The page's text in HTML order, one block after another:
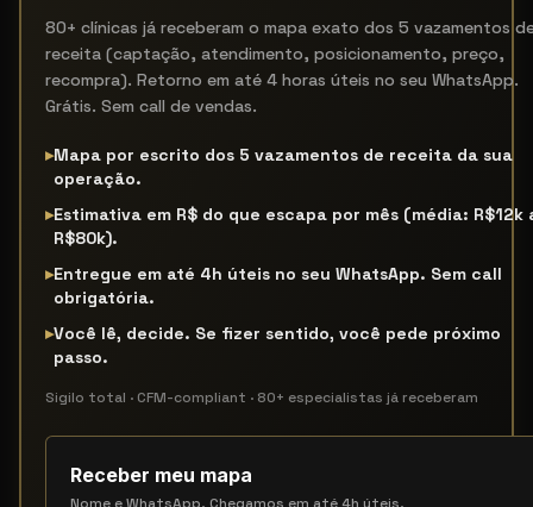
80+ clínicas já receberam o mapa exato dos 5 vazamentos
receita (captação, atendimento, posicionamento, preço,
recompra). Retorno em até 4 horas úteis no seu WhatsApp.
Grátis. Sem call de vendas.
▸Mapa por escrito dos 5 vazamentos de receita da sua
operação.
▸Estimativa em R$ do que escapa por mês (média: R$12k
R$80k).
▸Entregue em até 4h úteis no seu WhatsApp. Sem call
obrigatória.
▸Você lê, decide. Se fizer sentido, você pede próximo
passo.
Sigilo total · CFM-compliant · 80+ especialistas já receberam
Receber meu mapa